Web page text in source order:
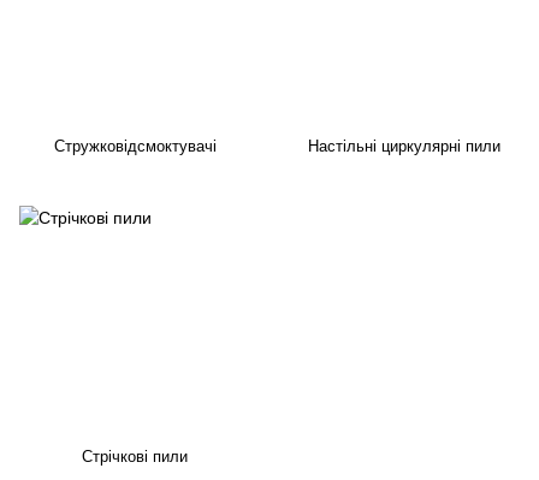
Стружковідсмоктувачі Настільні циркулярні пили
Стрічкові пили